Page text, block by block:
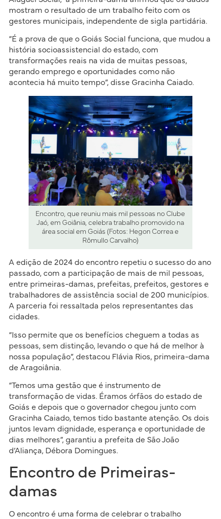
mostram o resultado de um trabalho feito com os
gestores municipais, independente de sigla partidária.
“É a prova de que o Goiás Social funciona, que mudou a
história socioassistencial do estado, com
transformações reais na vida de muitas pessoas,
gerando emprego e oportunidades como não
acontecia há muito tempo”, disse Gracinha Caiado.
Encontro, que reuniu mais mil pessoas no Clube
Jaó, em Goiânia, celebra trabalho promovido na
área social em Goiás (Fotos: Hegon Correa e
Rômullo Carvalho)
A edição de 2024 do encontro repetiu o sucesso do ano
passado, com a participação de mais de mil pessoas,
entre primeiras-damas, prefeitas, prefeitos, gestores e
trabalhadores de assistência social de 200 municípios.
A parceria foi ressaltada pelos representantes das
cidades.
“Isso permite que os benefícios cheguem a todas as
pessoas, sem distinção, levando o que há de melhor à
nossa população”, destacou Flávia Rios, primeira-dama
de Aragoiânia.
“Temos uma gestão que é instrumento de
transformação de vidas. Éramos órfãos do estado de
Goiás e depois que o governador chegou junto com
Gracinha Caiado, temos tido bastante atenção. Os dois
juntos levam dignidade, esperança e oportunidade de
dias melhores”, garantiu a prefeita de São João
d’Aliança, Débora Domingues.
Encontro de Primeiras-
damas
O encontro é uma forma de celebrar o trabalho